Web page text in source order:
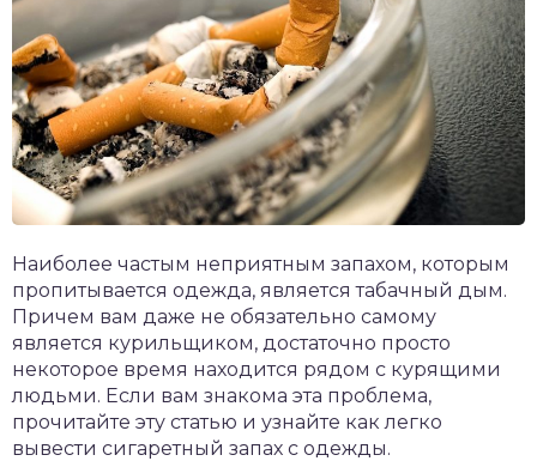
Наиболее частым неприятным запахом, которым
пропитывается одежда, является табачный дым.
Причем вам даже не обязательно самому
является курильщиком, достаточно просто
некоторое время находится рядом с курящими
людьми. Если вам знакома эта проблема,
прочитайте эту статью и узнайте как легко
вывести сигаретный запах с одежды.